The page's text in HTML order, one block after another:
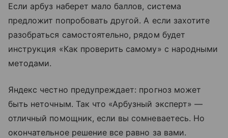
Если арбуз наберет мало баллов, система
предложит попробовать другой. А если захотите
разобраться самостоятельно, рядом будет
инструкция «Как проверить самому» с народными
методами.
Яндекс честно предупреждает: прогноз может
быть неточным. Так что «Арбузный эксперт» —
отличный помощник, если вы сомневаетесь. Но
окончательное решение все равно за вами.